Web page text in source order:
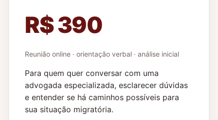
R$ 390
Reunião online · orientação verbal · análise inicial
Para quem quer conversar com uma
advogada especializada, esclarecer dúvidas
e entender se há caminhos possíveis para
sua situação migratória.